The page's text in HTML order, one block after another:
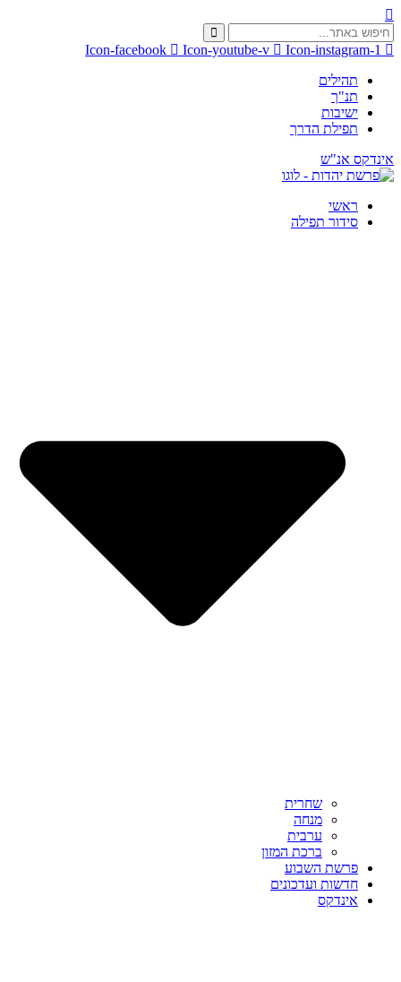
Icon-facebook Icon-youtube-v
Icon-instagram-1
תהילים
תנ"ך
ישיבות
תפילת הדרך
אינדקס אנ"ש
ראשי
סידור תפילה
שחרית
מנחה
ערבית
ברכת המזון
פרשת השבוע
חדשות ועדכונים
אינדקס